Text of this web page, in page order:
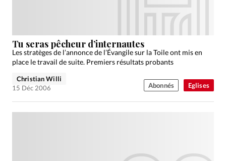
Devise:CHF
Tous les articles
Actualité chrétienne
Dossier
Eglises Foi Génération réveil
Eglises
Tu seras pêcheur d’internautes
Les stratèges de l’annonce de l’Évangile sur la Toile ont mis en
place le travail de suite. Premiers résultats probants
Christian Willi
15 Déc 2006
Abonnés